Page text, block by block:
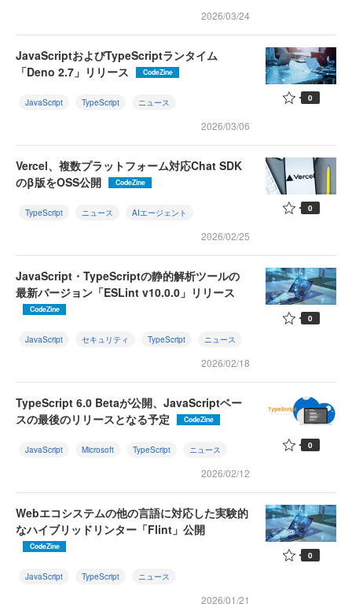
2026/03/24
JavaScriptおよびTypeScriptランタイム
「Deno 2.7」リリース
CodeZine
JavaScript TypeScript ニュース
2026/03/06
0
Vercel、複数プラットフォーム対応Chat SDK
のβ版をOSS公開
CodeZine
TypeScript ニュース AIエージェント
2026/02/25
0
JavaScript・TypeScriptの静的解析ツールの
最新バージョン「ESLint v10.0.0」リリース
CodeZine
JavaScript セキュリティ TypeScript ニュース
2026/02/18
0
TypeScript 6.0 Betaが公開、JavaScriptベー
スの最後のリリースとなる予定
CodeZine
JavaScript Microsoft TypeScript ニュース
2026/02/12
0
Webエコシステムの他の言語に対応した実験的
なハイブリッドリンター「Flint」公開
CodeZine
JavaScript TypeScript ニュース
2026/01/21
0